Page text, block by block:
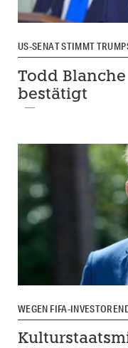
US-SENAT STIMMT
Todd
bestätigt
WEGEN FIFA-